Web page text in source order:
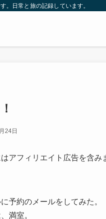
。日常と旅の記録しています。
24日
アフィリエイト広告を含み
予約のメールをしてみた。
満室。